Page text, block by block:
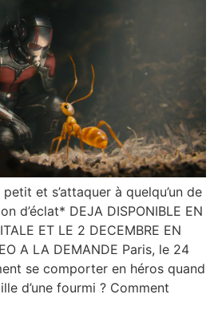
et s’attaquer à quelqu’un de
d’éclat* DEJA DISPONIBLE EN
ET LE 2 DECEMBRE EN
A LA DEMANDE Paris, le 24
se comporter en héros quand
d’une fourmi ? Comment